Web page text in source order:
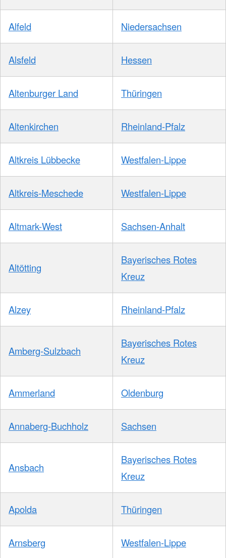
Alfeld Niedersachsen
Alsfeld Hessen
Altenburger Land Thüringen
Altenkirchen Rheinland-Pfalz
Altkreis Lübbecke Westfalen-Lippe
Altkreis-Meschede Westfalen-Lippe
Altmark-West Sachsen-Anhalt
Altötting
Bayerisches Rotes
Kreuz
Alzey Rheinland-Pfalz
Amberg-Sulzbach
Bayerisches Rotes
Kreuz
Ammerland Oldenburg
Annaberg-Buchholz Sachsen
Ansbach
Bayerisches Rotes
Kreuz
Apolda Thüringen
Arnsberg Westfalen-Lippe